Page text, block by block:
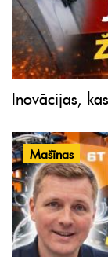
Inovācijas,
Mašīnas